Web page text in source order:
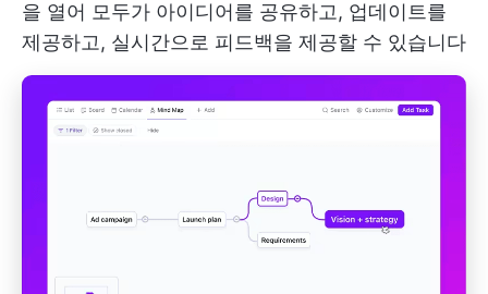
을 열어 모두가 아이디어를 공유하고, 업데이트를
제공하고, 실시간으로 피드백을 제공할 수 있습니다